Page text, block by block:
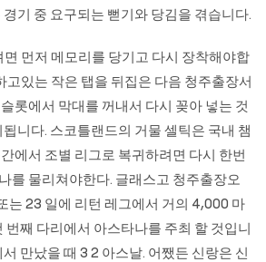
기 중 요구되는 뻗기와 당김을 겪습니다.
면 먼저 메모리를 당기고 다시 장착해야합
고있는 작은 탭을 뒤집은 다음 청주출장서
롯에서 막대를 꺼내서 다시 꽂아 넣는 것
니다. 스코틀랜드의 거물 셀틱은 국내 챔
에서 조별 리그로 복귀하려면 다시 한번
를 물리쳐야한다. 글래스고 청주출장오
는 23 일에 리턴 레그에서 거의 4,000 마
번째 다리에서 아스타나를 주최 할 것입니
만났을 때 3 2 아스날. 어쨌든 신랑은 신